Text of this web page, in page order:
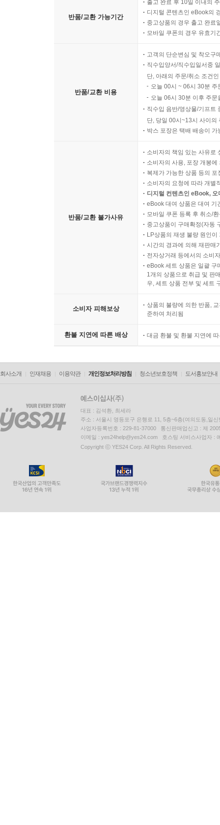
반품/교환 가능기간
출고 완료 후 10일 이내의
디지털 콘텐츠인 eBook의
중고상품의 경우 출고 완료
모바일 쿠폰의 경우 유효기
반품/교환 비용
고객의 단순변심 및 착오구
직수입양서/직수입일서중
단, 아래의 주문/취소 조건
오늘 00시 ~ 06시 30분
오늘 06시 30분 이후 주
직수입 음반/영상물/기프트
단, 당일 00시~13시 사이의
박스 포장은 택배 배송이
반품/교환 불가사유
소비자의 책임 있는 사유로
소비자의 사용, 포장 개봉
복제가 가능한 상품 등의
소비자의 요청에 따라 개별
디지털 컨텐츠인 eBook,
eBook 대여 상품은 대여 기
모바일 쿠폰 등록 후 취소/
중고상품이 구매확정(자동
LP상품의 재생 불량 원인
시간의 경과에 의해 재판매
전자상거래 등에서의 소비
eBook 세트 상품은 일괄 구
1개의 상품으로 취급 및 판
우, 세트 상품 전부 및 세트
소비자 피해보상
상품의 불량에 의한 반품,
준하여 처리됨
환불 지연에 따른 배상 대금 환불 및 환불 지연에
회사소개 인재채용 이용약관 개인정보처리방침 청소년보호정책 도서홍보안내
대표 : 김석환, 최세라
주소 : 서울시 영등포구 은행로 11, 5층~6층(여의도동,일신
사업자등록번호 : 229-81-37000 통신판매업신고 : 제
이메일 : yes24help@yes24.com 호스팅 서비스사업자 :
Copyright ⓒ YES24 Corp. All Rights Reserved.